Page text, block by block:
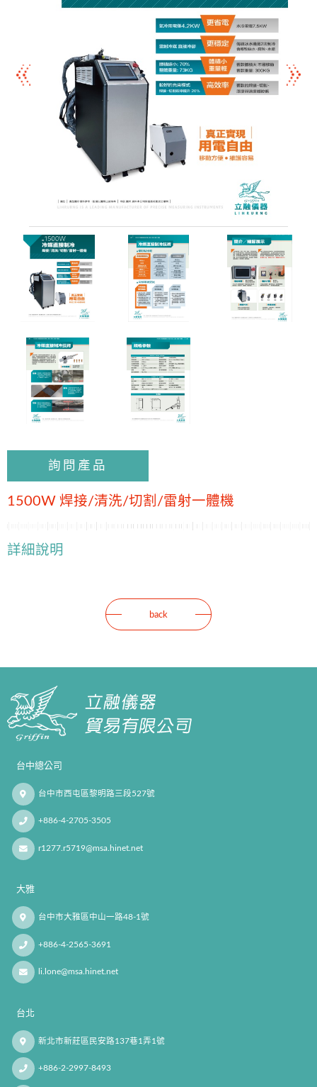
詢問產品
1500W 焊接/清洗/切割/雷射一體機
詳細說明
back
台中總公司
台中市西屯區黎明路三段527號
+886-4-2705-3505
r1277.r5719@msa.hinet.net
大雅
台中市大雅區中山一路48-1號
+886-4-2565-3691
li.lone@msa.hinet.net
台北
新北市新莊區民安路137巷1弄1號
+886-2-2997-8493